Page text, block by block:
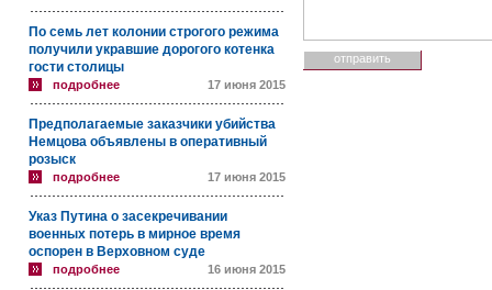
По семь лет колонии строгого режима
получили укравшие дорогого котенка
гости столицы
подробнее 17 июня 2015
Предполагаемые заказчики убийства
Немцова объявлены в оперативный
розыск
подробнее 17 июня 2015
Указ Путина о засекречивании
военных потерь в мирное время
оспорен в Верховном суде
подробнее 16 июня 2015